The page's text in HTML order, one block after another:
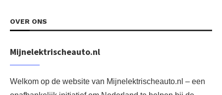
OVER ONS
Mijnelektrischeauto.nl
Welkom op de website van Mijnelektrischeauto.nl – een